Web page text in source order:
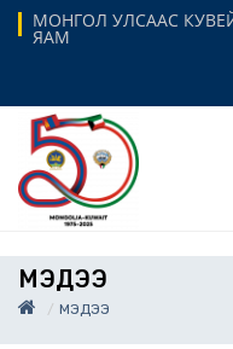
МОНГОЛ УЛСААС
ЯАМ
МЭДЭЭ
МЭДЭЭ